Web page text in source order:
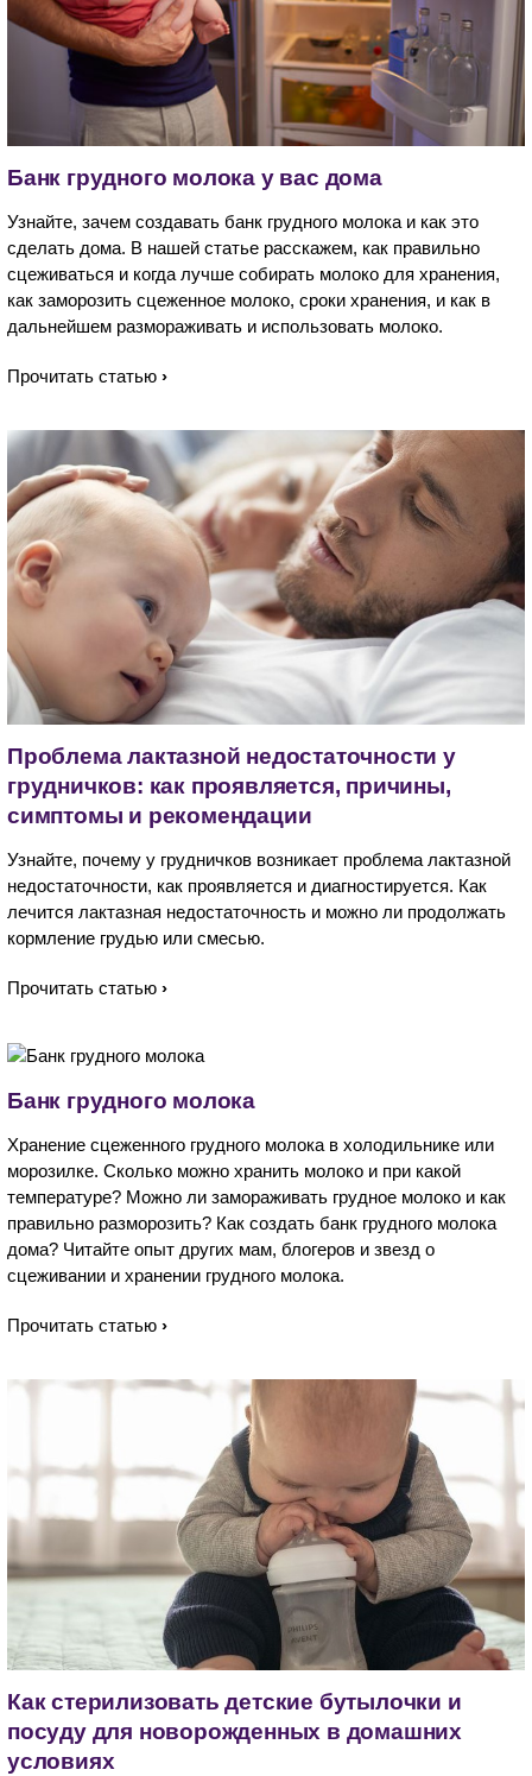
Банк грудного молока у вас дома
Узнайте, зачем создавать банк грудного молока и как это
сделать дома. В нашей статье расскажем, как правильно
сцеживаться и когда лучше собирать молоко для хранения,
как заморозить сцеженное молоко, сроки хранения, и как в
дальнейшем размораживать и использовать молоко.
Прочитать статью
Проблема лактазной недостаточности у
грудничков: как проявляется, причины,
симптомы и рекомендации
Узнайте, почему у грудничков возникает проблема лактазной
недостаточности, как проявляется и диагностируется. Как
лечится лактазная недостаточность и можно ли продолжать
кормление грудью или смесью.
Прочитать статью
Банк грудного молока
Хранение сцеженного грудного молока в холодильнике или
морозилке. Сколько можно хранить молоко и при какой
температуре? Можно ли замораживать грудное молоко и как
правильно разморозить? Как создать банк грудного молока
дома? Читайте опыт других мам, блогеров и звезд о
сцеживании и хранении грудного молока.
Прочитать статью
Как стерилизовать детские бутылочки и
посуду для новорожденных в домашних
условиях